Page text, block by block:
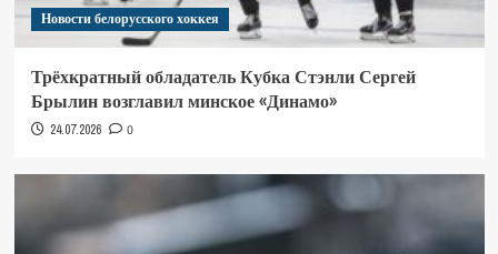
Новости белорусского хоккея
Трёхкратный обладатель Кубка Стэнли Сергей
Брылин возглавил минское «Динамо»
24.07.2026 0